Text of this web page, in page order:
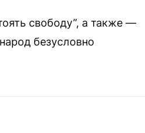
свободу”, а также —
безусловно